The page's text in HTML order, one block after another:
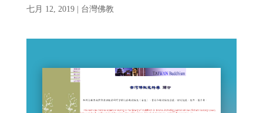
七月 12, 2019| 台灣佛教